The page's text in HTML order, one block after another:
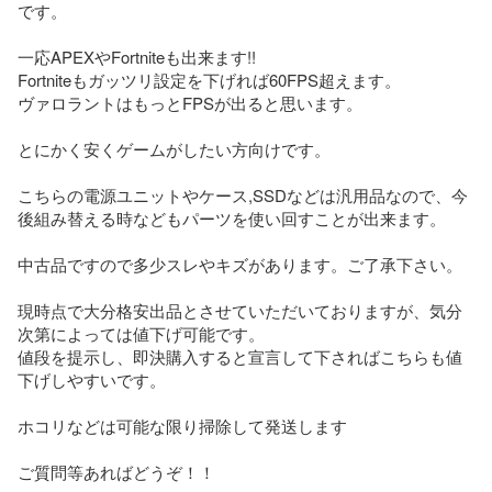
です。
一応APEXやFortniteも出来ます!!
Fortniteもガッツリ設定を下げれば60FPS超えます。
ヴァロラントはもっとFPSが出ると思います。
とにかく安くゲームがしたい方向けです。
こちらの電源ユニットやケース,SSDなどは汎用品なので、今
後組み替える時などもパーツを使い回すことが出来ます。
中古品ですので多少スレやキズがあります。ご了承下さい。
現時点で大分格安出品とさせていただいておりますが、気分
次第によっては値下げ可能です。
値段を提示し、即決購入すると宣言して下さればこちらも値
下げしやすいです。
ホコリなどは可能な限り掃除して発送します
ご質問等あればどうぞ！！